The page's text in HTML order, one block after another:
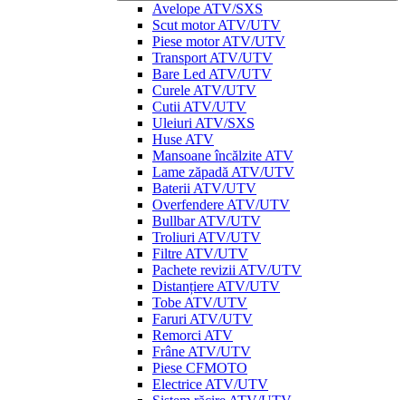
Avelope ATV/SXS
Scut motor ATV/UTV
Piese motor ATV/UTV
Transport ATV/UTV
Bare Led ATV/UTV
Curele ATV/UTV
Cutii ATV/UTV
Uleiuri ATV/SXS
Huse ATV
Mansoane încălzite ATV
Lame zăpadă ATV/UTV
Baterii ATV/UTV
Overfendere ATV/UTV
Bullbar ATV/UTV
Troliuri ATV/UTV
Filtre ATV/UTV
Pachete revizii ATV/UTV
Distanțiere ATV/UTV
Tobe ATV/UTV
Faruri ATV/UTV
Remorci ATV
Frâne ATV/UTV
Piese CFMOTO
Electrice ATV/UTV